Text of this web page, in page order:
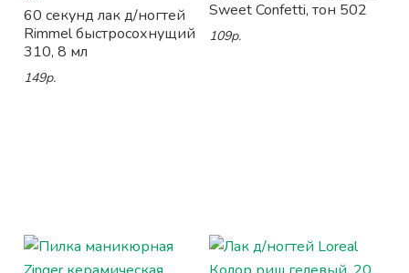
60 секунд лак д/ногтей
Rimmel быстросохнущий
310, 8 мл
149р.
Sweet Confetti, тон 502
109р.